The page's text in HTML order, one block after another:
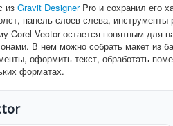
из Gravit DesignerPro и сохранил его
панель слоев слева,
Corel Vector остается понятным для
В нем можно собрать макет из
оформить текст, обработать
форматах.